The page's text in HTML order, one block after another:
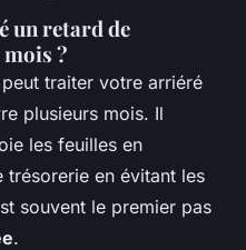
un retard de
?
traiter votre arriéré
plusieurs mois. Il
les feuilles en
trésorerie en évitant les
souvent le premier pas
.